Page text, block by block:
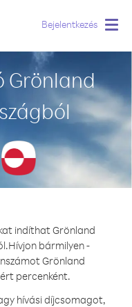
Bejelentkezés
Grönland
indíthat Grönland
Hívjon bármilyen -
Grönland
percenként.
hívási díjcsomagot,